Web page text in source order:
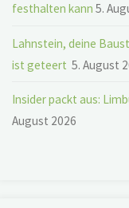
festhalten kann 5.
Lahnstein, deine
ist geteert 5. August
Insider packt aus:
August 2026